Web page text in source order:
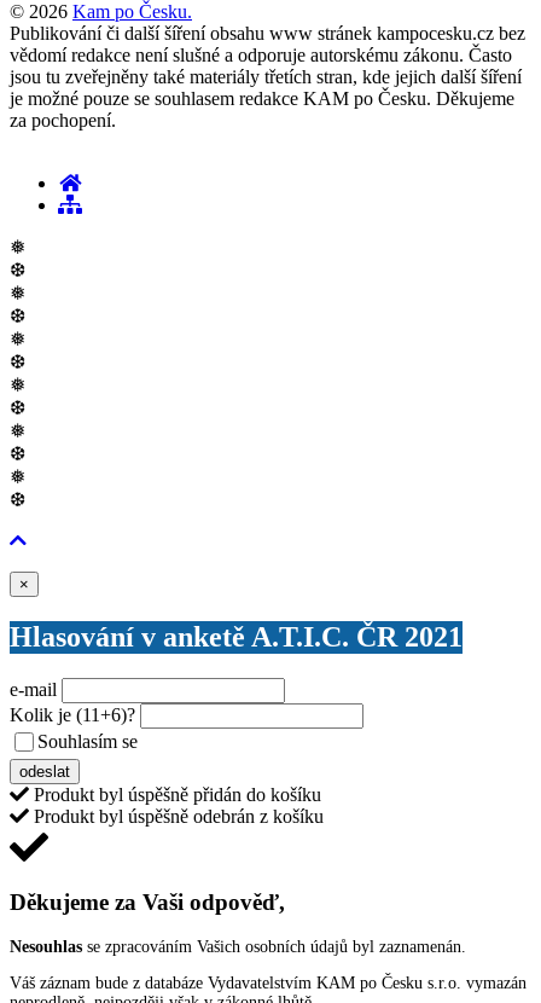
© 2026 Kam po Česku.
Publikování či další šíření obsahu www stránek kampocesku.cz bez
vědomí redakce není slušné a odporuje autorskému zákonu. Často
jsou tu zveřejněny také materiály třetích stran, kde jejich další šíření
je možné pouze se souhlasem redakce KAM po Česku. Děkujeme
za pochopení.
❅
❆
❅
❆
❅
❆
❅
❆
❅
❆
❅
❆
×
Hlasování v anketě A.T.I.C. ČR 2021
e-mail
Kolik je (11+6)?
Souhlasím se
odeslat
Produkt byl úspěšně přidán do košíku
Produkt byl úspěšně odebrán z košíku
Děkujeme za Vaši odpověď,
Nesouhlas se zpracováním Vašich osobních údajů byl zaznamenán.
Váš záznam bude z databáze Vydavatelstvím KAM po Česku s.r.o. vymazán